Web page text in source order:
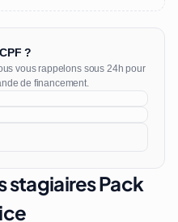
?
vous rappelons sous 24h pour
de financement.
stagiaires Pack